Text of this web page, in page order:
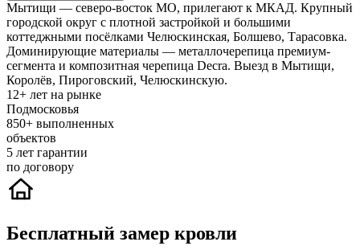
Мытищи — северо-восток МО, прилегают к МКАД. Крупный
городской округ с плотной застройкой и большими
коттеджными посёлками Челюскинская, Болшево, Тарасовка.
Доминирующие материалы — металлочерепица премиум-
сегмента и композитная черепица Decra. Выезд в Мытищи,
Королёв, Пироговский, Челюскинскую.
12+ лет на рынке
Подмосковья
850+ выполненных
объектов
5 лет гарантии
по договору
Бесплатный замер кровли